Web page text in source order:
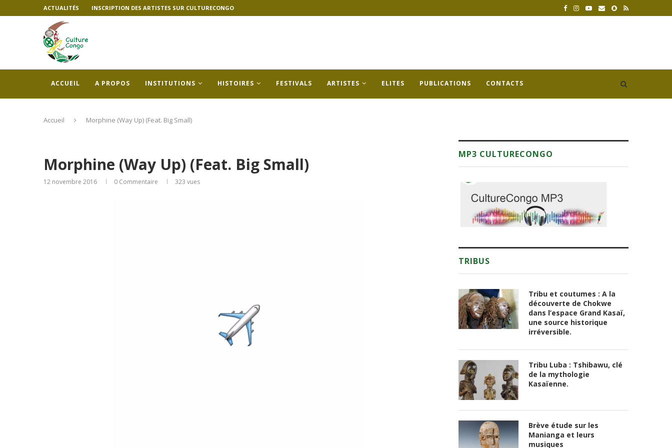
ACTUALITÉS INSCRIPTION DES ARTISTES SUR CULTURECONGO
ACCUEIL A PROPOS INSTITUTIONS HISTOIRES FESTIVALS ARTISTES ELITES PUBLICATIONS CONTACTS
Accueil Morphine (Way Up) (Feat. Big Small)
Morphine (Way Up) (Feat. Big Small)
12 novembre 2016 0 Commentaire 323 vues
MP3 CULTURECONGO
TRIBUS
Tribu et coutumes : A la
découverte de Chokwe
dans l’espace Grand Kasaï,
une source historique
irréversible.
Tribu Luba : Tshibawu, clé
de la mythologie
Kasaïenne.
Brève étude sur les
Manianga et leurs
musiques